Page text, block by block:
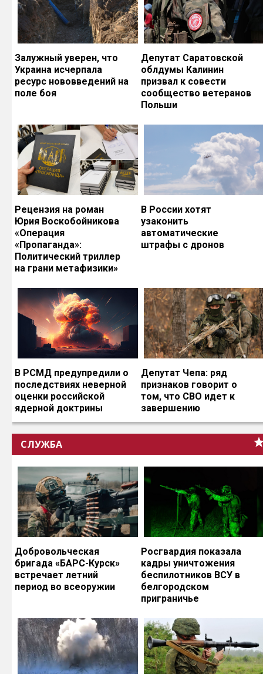
Залужный уверен, что
Украина исчерпала
ресурс нововведений на
поле боя
Депутат Саратовской
облдумы Калинин
призвал к совести
сообщество ветеранов
Польши
Рецензия на роман
Юрия Воскобойникова
«Операция
«Пропаганда»:
Политический триллер
на грани метафизики»
В России хотят
узаконить
автоматические
штрафы с дронов
В РСМД предупредили о
последствиях неверной
оценки российской
ядерной доктрины
Депутат Чепа: ряд
признаков говорит о
том, что СВО идет к
завершению
СЛУЖБА
Добровольческая
бригада «БАРС-Курск»
встречает летний
период во всеоружии
Росгвардия показала
кадры уничтожения
беспилотников ВСУ в
белгородском
приграничье